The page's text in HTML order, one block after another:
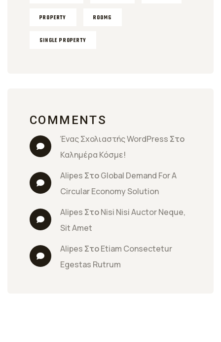
PROPERTY ROOMS
SINGLE PROPERTY
COMMENTS
Ένας Σχολιαστής WordPress
Καλημέρα Κόσμε!
Alipes Στο Global Demand For A
Circular Economy Solution
Alipes Στο Nisi Nisi Auctor Neque,
Sit Amet
Alipes Στο Etiam Consectetur
Egestas Rutrum